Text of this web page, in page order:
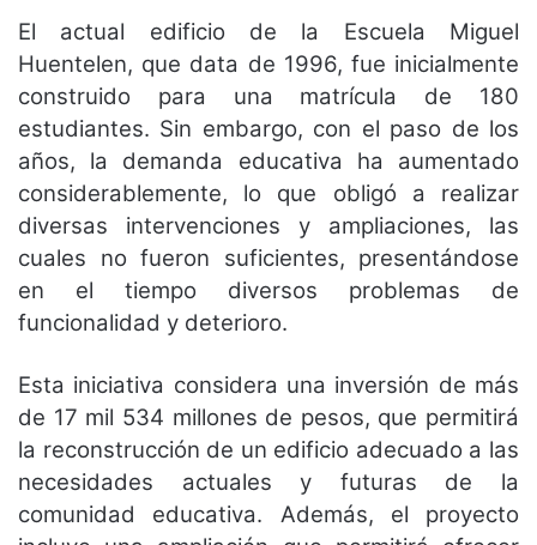
El actual edificio de la Escuela Miguel
Huentelen, que data de 1996, fue inicialmente
construido para una matrícula de 180
estudiantes. Sin embargo, con el paso de los
años, la demanda educativa ha aumentado
considerablemente, lo que obligó a realizar
diversas intervenciones y ampliaciones, las
cuales no fueron suficientes, presentándose
en el tiempo diversos problemas de
funcionalidad y deterioro.
Esta iniciativa considera una inversión de más
de 17 mil 534 millones de pesos, que permitirá
la reconstrucción de un edificio adecuado a las
necesidades actuales y futuras de la
comunidad educativa. Además, el proyecto